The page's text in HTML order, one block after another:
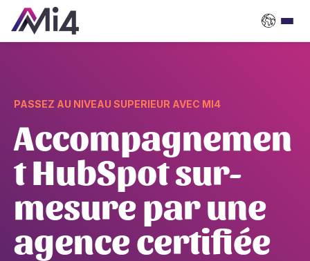
PASSEZ AU NIVEAU SUPERIEUR AVEC MI4
Accompagnemen
t HubSpot sur-
mesure par une
agence certifiée